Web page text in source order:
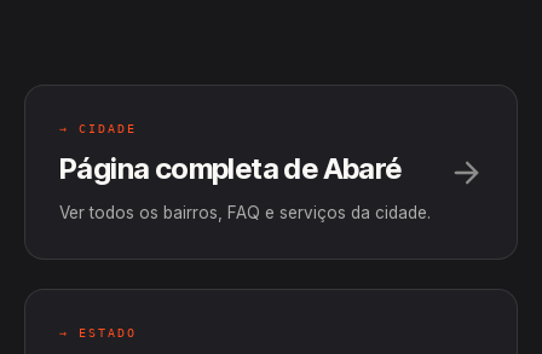
→ CIDADE
Página completa de Abaré
Ver todos os bairros, FAQ e serviços da cidade.
→ ESTADO